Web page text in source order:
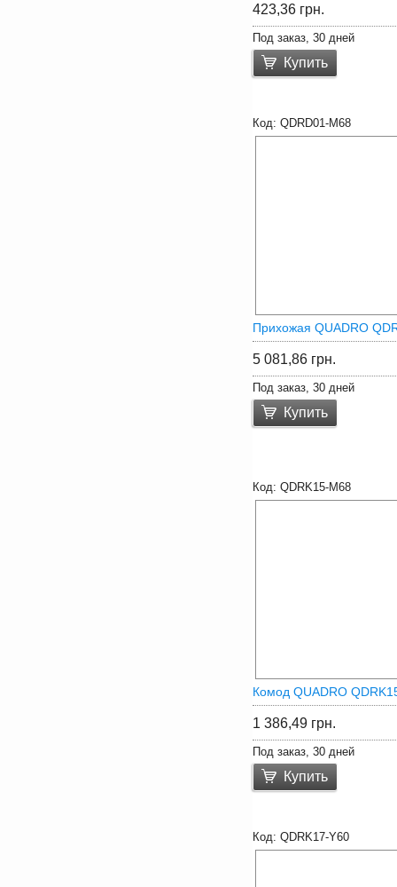
423,36 грн.
Под заказ, 30 дней
Купить
QDRD01-M68
Прихожая QUADRO
5 081,86 грн.
Под заказ, 30 дней
Купить
QDRK15-M68
Комод QUADRO
1 386,49 грн.
Под заказ, 30 дней
Купить
QDRK17-Y60